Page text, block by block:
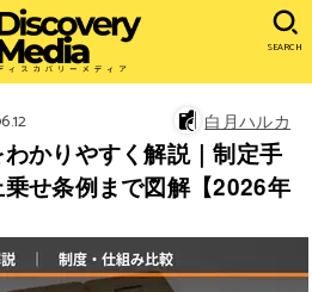
SEARCH
白月ハルカ
かりやすく解説｜制定手
せ条例まで図解【2026年